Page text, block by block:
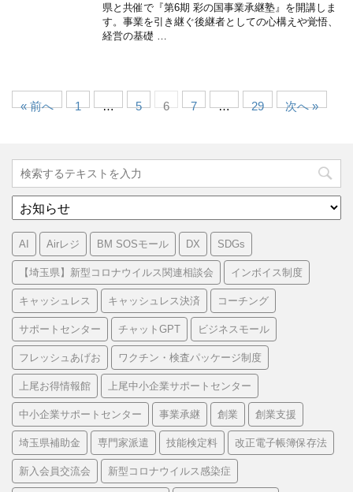
県と共催で『第6期 彩の国事業承継塾』を開講しま
す。事業を引き継ぐ後継者としての心構えや覚悟、
経営の基礎 …
« 前へ 1 … 5 6 7 … 29 次へ »
カ
テ
ゴ
リ
AI Airレジ BM SOSモール DX SDGs
【埼玉県】新型コロナウイルス関連相談会 インボイス制度
キャッシュレス キャッシュレス決済 コーチング
サポートセンター チャットGPT ビジネスモール
フレッシュあげお ワクチン・検査パッケージ制度
上尾お得情報館 上尾中小企業サポートセンター
中小企業サポートセンター 事業承継 創業 創業支援
埼玉県補助金 専門家派遣 技能検定料 改正電子帳簿保存法
新入会員交流会 新型コロナウイルス感染症